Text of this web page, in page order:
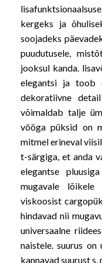
kergeks ja
soojadeks
puudutusele,
jooksul kanda.
elegantsi ja toob
dekoratiivne
võimaldab talje
vööga püksid on
mitmel erineval
t-särgiga, et anda
elegantse
mugavale
viskoosist
hindavad nii
universaalne
naistele. suurus on
kannavad suurust s,